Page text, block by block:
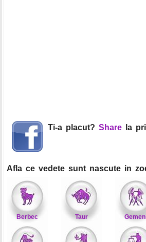
Ti-a placut? Share la
Afla ce vedete sunt nascute in
Berbec Taur